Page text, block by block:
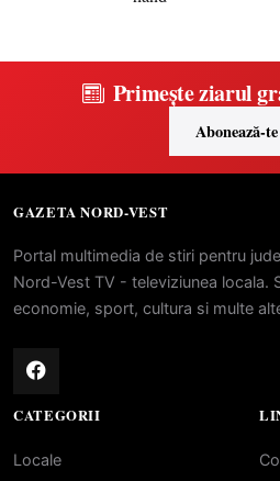
Primește ziarul
Abonează-te
GAZETA NORD-VEST
Portal multimedia de stiri pentru
Nord-Vest TV - televiziunea locala.
economie, sport, cultura si multe
CATEGORII
Locale